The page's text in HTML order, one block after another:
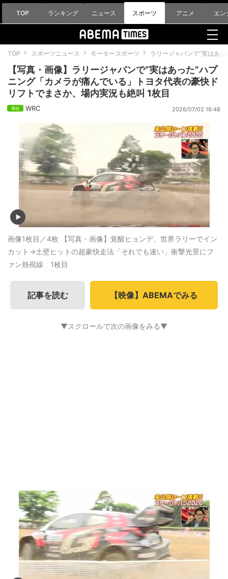
TOP ランキング ニュース スポーツ アニメ エン
TOP スポーツニュース モータースポーツ ラリージャパンで“実はあ
【写真・画像】ラリージャパンで“実はあった”ハプ
ニング「カメラが痛んでいる」トヨタ代表の豪快ド
リフトでまさか、場内実況も絶叫 1枚目
WRC 2026/07/02 16:48
画像1枚目／4枚 【写真・画像】覚醒ヒョンデ、世界ラリーでイン
カット→土壁ヒットの超豪快走法「それでも速い」衝撃光景にフ
ァン熱視線 1枚目
記事を読む 【映像】ABEMAでみる
▼スクロールで次の画像をみる▼